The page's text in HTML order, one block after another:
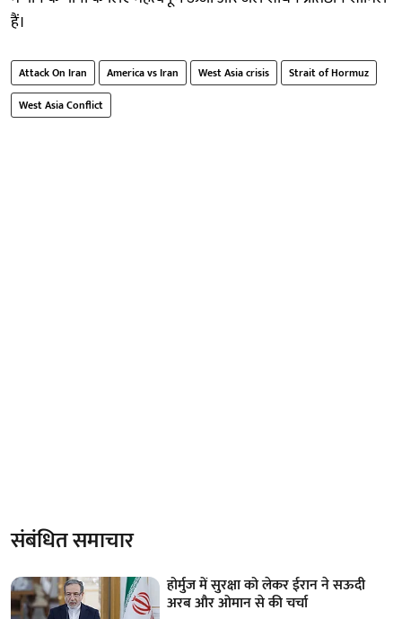
हैं।
Attack On Iran America vs Iran West Asia crisis
Strait of Hormuz
West Asia Conflict
संबंधित समाचार
होर्मुज में सुरक्षा को लेकर ईरान ने सऊदी
अरब और ओमान से की चर्चा